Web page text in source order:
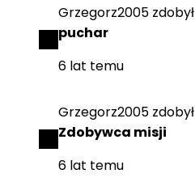
Grzegorz2005 zdobył
puchar
6 lat temu
Grzegorz2005 zdobył
Zdobywca misji
6 lat temu